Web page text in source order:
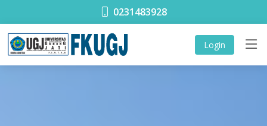
0231483928
Login